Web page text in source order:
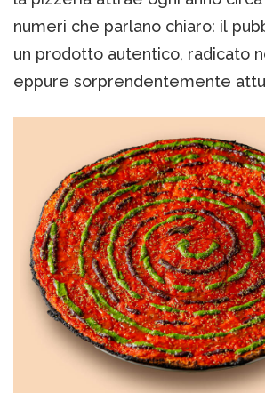
numeri che parlano chiaro: il
un prodotto autentico, radicato
eppure sorprendentemente